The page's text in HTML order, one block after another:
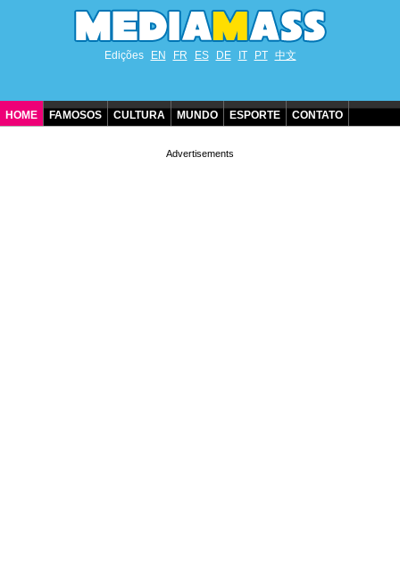
Edições EN FR ES DE IT PT 中文
HOME FAMOSOS CULTURA MUNDO ESPORTE CONTATO